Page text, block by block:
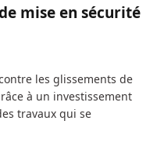
mise en sécurité
les glissements de
à un investissement
travaux qui se